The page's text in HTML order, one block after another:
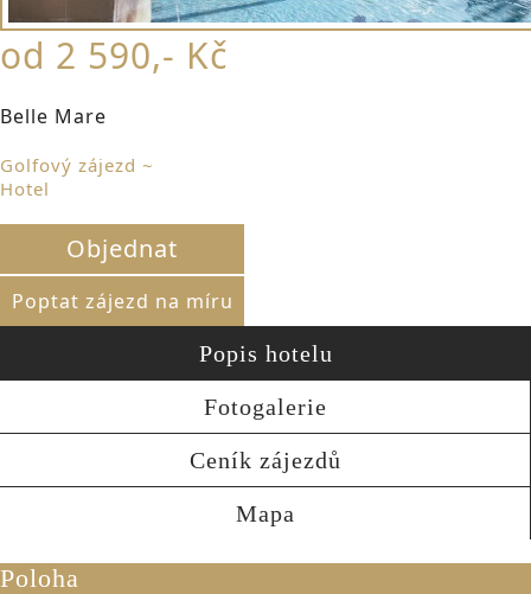
od 2 590,- Kč
Belle Mare
Golfový zájezd ~
Hotel
Objednat
Poptat zájezd na míru
Popis hotelu
Fotogalerie
Ceník zájezdů
Mapa
Poloha